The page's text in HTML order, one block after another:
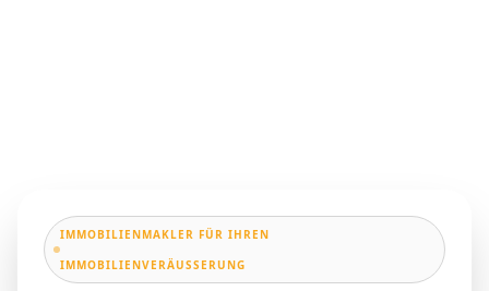
IMMOBILIENMAKLER FÜR IHREN
IMMOBILIENVERÄUSSERUNG